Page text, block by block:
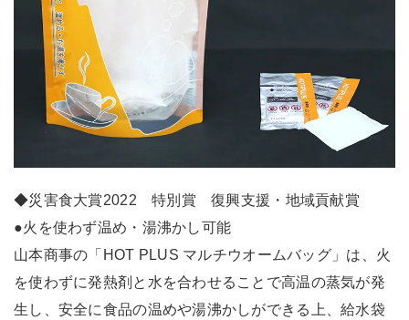
◆災害食大賞2022 特別賞 復興支援・地域貢献賞
●火を使わず温め・湯沸かし可能
山本商事の「HOT PLUS マルチウオームバッグ」は、火
を使わずに発熱剤と水を合わせることで高温の蒸気が発
生し、安全に食品の温めや湯沸かしができる上、給水袋